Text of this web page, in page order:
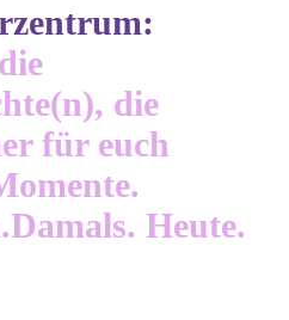
die
für euch
Damals. Heute.